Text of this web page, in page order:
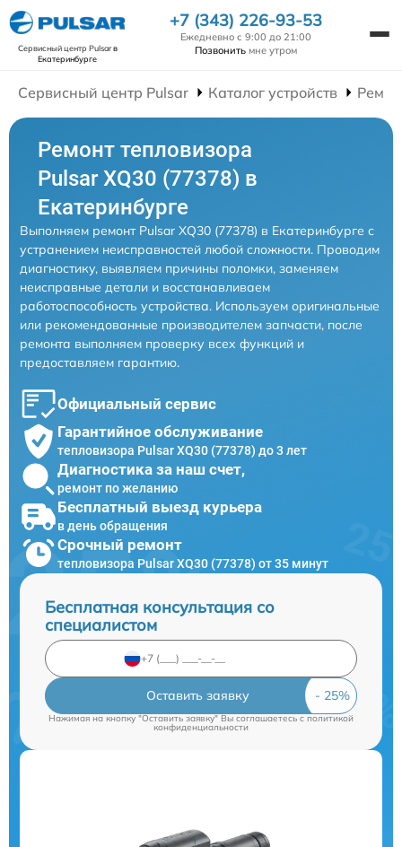
Сервисный центр Pulsarв
Екатеринбурге
+7 (343) 226-93-53
Ежедневно с 9:00 до 21:00
Позвонить мне утром
Сервисный центр Pulsar Каталог устройств
Ремонт тепловизора
Pulsar XQ30 (77378) в
Екатеринбурге
Выполняем ремонт Pulsar XQ30 (77378) в Екатеринбурге с
устранением неисправностей любой сложности. Проводим
диагностику, выявляем причины поломки, заменяем
неисправные детали и восстанавливаем
работоспособность устройства. Используем оригинальные
или рекомендованные производителем запчасти, после
ремонта выполняем проверку всех функций и
предоставляем гарантию.
Официальный сервис
Гарантийное обслуживание
тепловизора Pulsar XQ30 (77378) до 3 лет
Диагностика за наш счет,
ремонт по желанию
Бесплатный выезд курьера
в день обращения
Срочный ремонт
тепловизора Pulsar XQ30 (77378) от 35 минут
Бесплатная консультация со
специалистом
Оставить заявку
Нажимая на кнопку "Оставить заявку" Вы соглашаетесь cполитикой
конфиденциальности